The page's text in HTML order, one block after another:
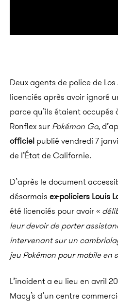
Deux agents de police de
licenciés après avoir ignoré
parce qu’ils étaient occupés
Ronflex sur Pokémon Go,
officiel publié vendredi 7
de l’État de Californie.
D’après le document
désormais ex-policiers Louis
été licenciés pour avoir «
leur devoir de porter
intervenant sur un
jeu Pokémon pour mobile en
L’incident a eu lieu en avril
Macy’s d’un centre